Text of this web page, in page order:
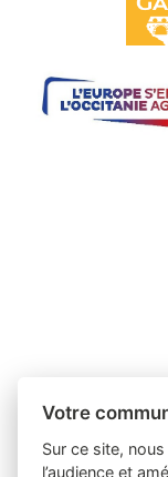
Votre
Sur ce site,
l’audience et